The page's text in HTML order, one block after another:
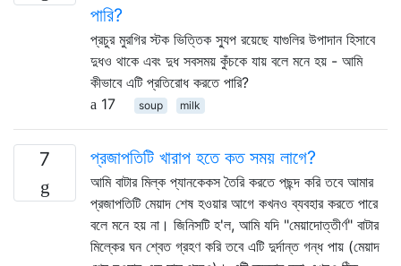
পারি?
প্রচুর মুরগির স্টক ভিত্তিক স্যুপ রয়েছে যাগুলির উপাদান হিসাবে
দুধও থাকে এবং দুধ সবসময় কুঁচকে যায় বলে মনে হয় - আমি
কীভাবে এটি প্রতিরোধ করতে পারি?
17
soup milk
7 প্রজাপতিটি খারাপ হতে কত সময় লাগে?
আমি বাটার মিল্ক প্যানকেকস তৈরি করতে পছন্দ করি তবে আমার
প্রজাপতিটি মেয়াদ শেষ হওয়ার আগে কখনও ব্যবহার করতে পারে
বলে মনে হয় না। জিনিসটি হ'ল, আমি যদি "মেয়াদোত্তীর্ণ" বাটার
মিল্কের ঘন শ্বেত গ্রহণ করি তবে এটি দুর্দান্ত গন্ধ পায় (মেয়াদ